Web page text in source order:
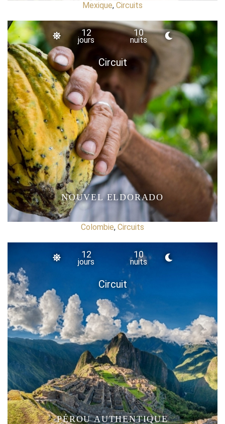
Mexique, Circuits
Circuit
12
jours
10
nuits
NOUVEL ELDORADO
Colombie, Circuits
Circuit
12
jours
10
nuits
PÉROU AUTHENTIQUE